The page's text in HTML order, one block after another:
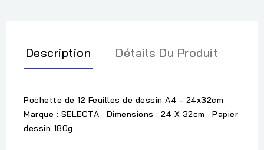
Description Détails Du Produit
Pochette de 12 Feuilles de dessin A4 - 24x32cm ·
Marque : SELECTA · Dimensions : 24 X 32cm · Papier
dessin 180g ·